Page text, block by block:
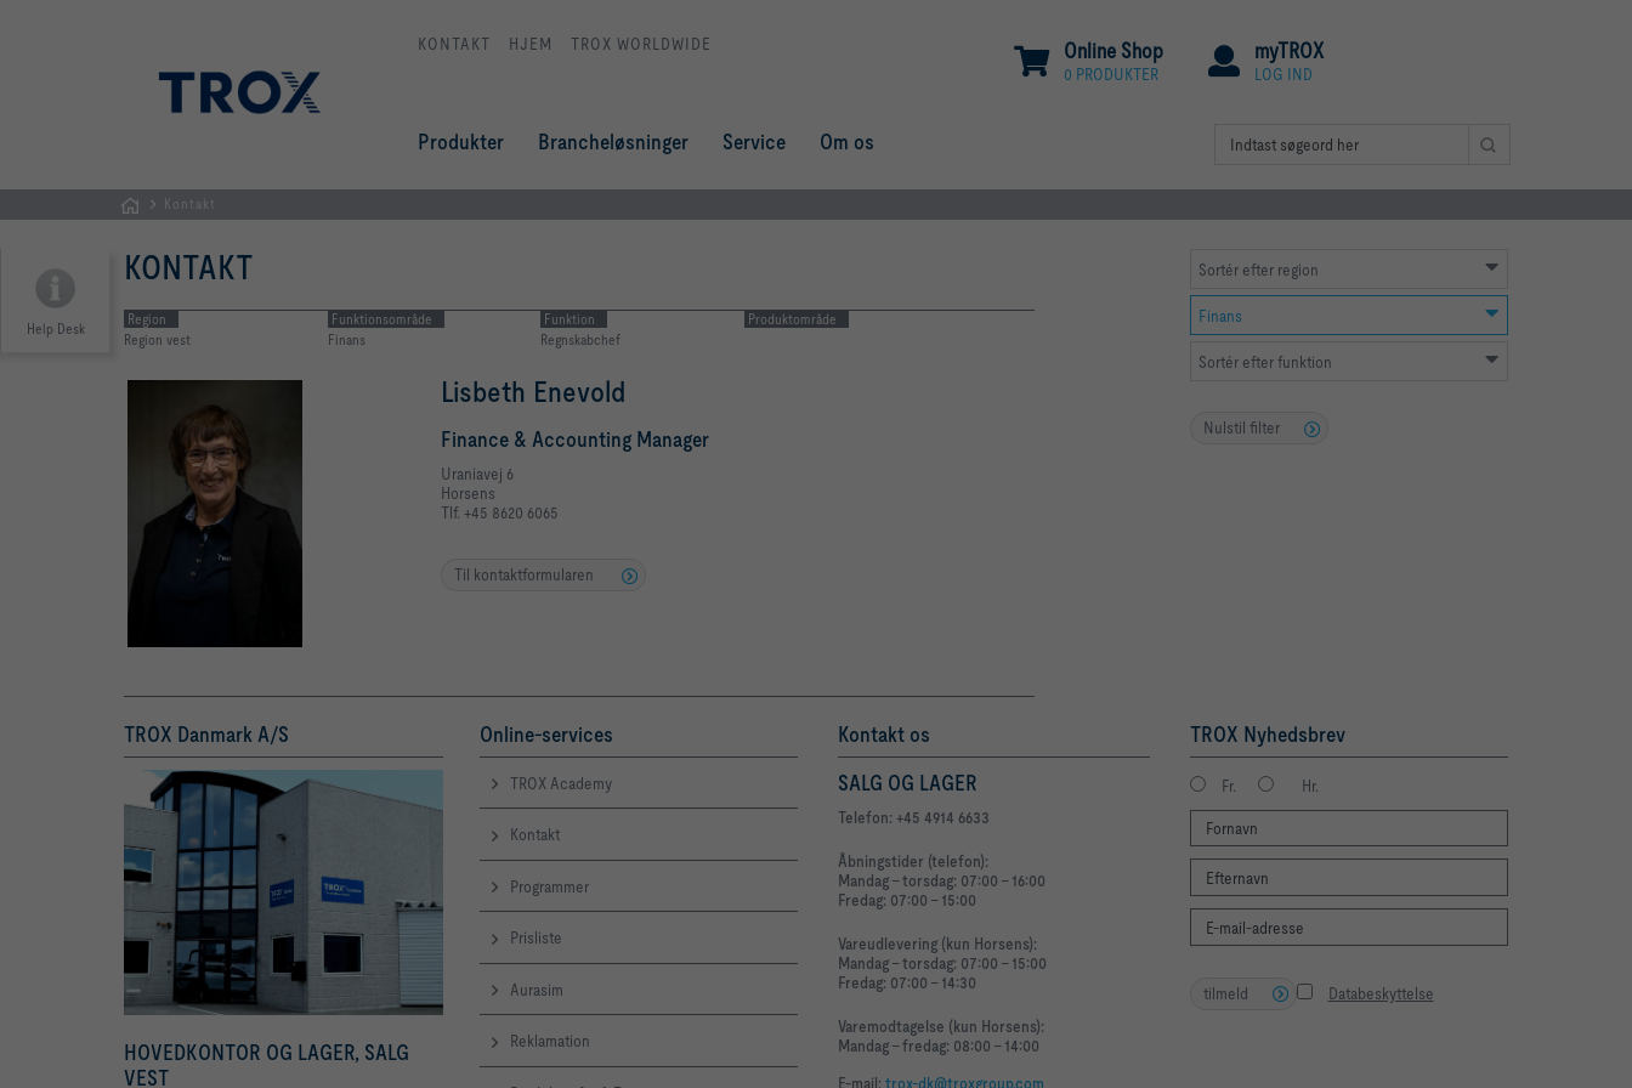
KONTAKT HJEM TROX WORLDWIDE myTROX
LOG IND
Online Shop
0 PRODUKTER
Produkter Brancheløsninger Service Om os
Kontakt
Help Desk
Sortér efter region
Finans
Sortér efter funktion
Nulstil filter
KONTAKT
Region
Region vest
Funktionsområde
Finans
Funktion
Regnskabchef
Produktområde
Lisbeth Enevold
Finance & Accounting Manager
Uraniavej 6
Horsens
Tlf. +45 8620 6065
Til kontaktformularen
TROX Danmark A/S
HOVEDKONTOR OG LAGER, SALG
VEST
Online-services
TROX Academy
Kontakt
Programmer
Prisliste
Aurasim
Reklamation
Kontakt os
SALG OG LAGER
Telefon: +45 4914 6633
Åbningstider (telefon):
Mandag - torsdag: 07:00 - 16:00
Fredag: 07:00 - 15:00
Vareudlevering (kun Horsens):
Mandag - torsdag: 07:00 - 15:00
Fredag: 07:00 - 14:30
Varemodtagelse (kun Horsens):
Mandag - fredag: 08:00 - 14:00
E-mail: trox-dk@troxgroup.com
TROX Nyhedsbrev
Fr. Hr.
Databeskyttelse
tilmeld